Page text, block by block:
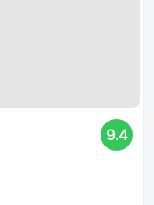
9.4